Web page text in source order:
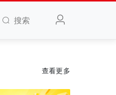
搜索
查看更多